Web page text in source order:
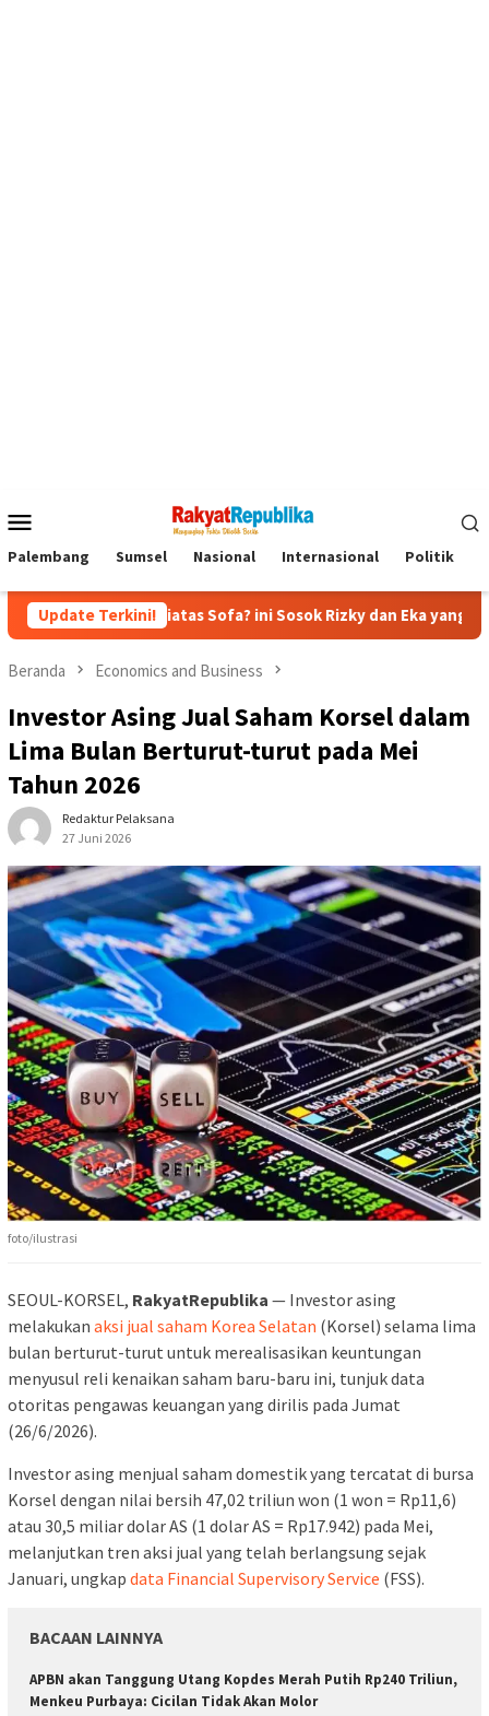
Mobile
Palembang Sumsel Nasional Internasional Politik
Update Terkini!
Diatas Sofa? ini Sosok Rizky dan Eka yang Viral Eks
Beranda Economics and Business
Investor Asing Jual Saham Korsel dalam
Lima Bulan Berturut-turut pada Mei
Tahun 2026
Redaktur Pelaksana
27 Juni 2026
foto/ilustrasi
SEOUL-KORSEL, RakyatRepublika — Investor asing
melakukan aksi jual saham Korea Selatan (Korsel) selama lima
bulan berturut-turut untuk merealisasikan keuntungan
menyusul reli kenaikan saham baru-baru ini, tunjuk data
otoritas pengawas keuangan yang dirilis pada Jumat
(26/6/2026).
Investor asing menjual saham domestik yang tercatat di bursa
Korsel dengan nilai bersih 47,02 triliun won (1 won = Rp11,6)
atau 30,5 miliar dolar AS (1 dolar AS = Rp17.942) pada Mei,
melanjutkan tren aksi jual yang telah berlangsung sejak
Januari, ungkap data Financial Supervisory Service (FSS).
BACAAN LAINNYA
APBN akan Tanggung Utang Kopdes Merah Putih Rp240 Triliun,
Menkeu Purbaya: Cicilan Tidak Akan Molor